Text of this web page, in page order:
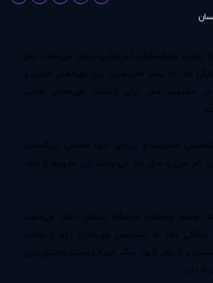
توسط پژوهشگران آمریکایی نشان می‌دهد، مغز
قادر به تمایز قائل شدن بین چهره‌های جذاب و
حقیقت مغز برای انتخاب چهره‌های جذاب
جذابیت و زیبایی تنها مختص بزرگسالان
کم سن و سال نیز می‌توانند این مفهوم را درک
توسط محققان دانشگاه لینکلن نشان می‌دهد،
قادر به تشخیص چهره‌های زیبا و جذاب
و از نظر آنها، سگ چهره دوست داشتنی‌تری
دارد.